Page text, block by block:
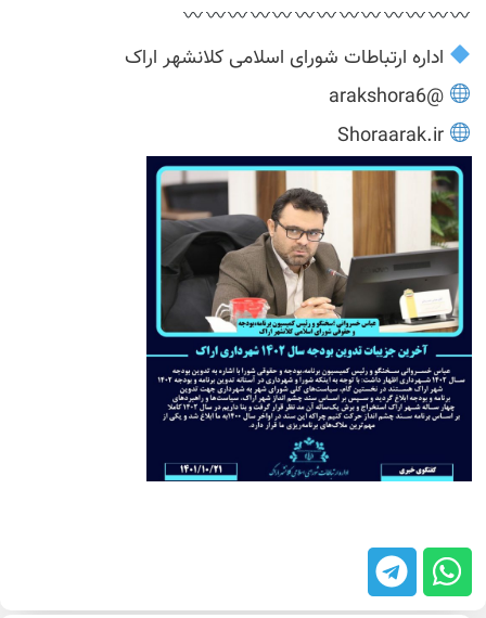
اداره ارتباطات شورای اسلامی کلانشهر اراک
@arakshora6
Shoraarak.ir